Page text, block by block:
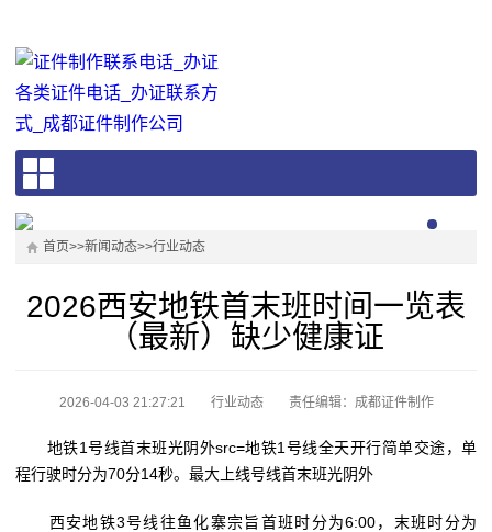
首页>>新闻动态>>行业动态
2026西安地铁首末班时间一览表
（最新）缺少健康证
2026-04-03 21:27:21 行业动态 责任编辑：成都证件制作
地铁1号线首末班光阴外src=地铁1号线全天开行简单交途，单
程行驶时分为70分14秒。最大上线号线首末班光阴外
西安地铁3号线往鱼化寨宗旨首班时分为6:00，末班时分为